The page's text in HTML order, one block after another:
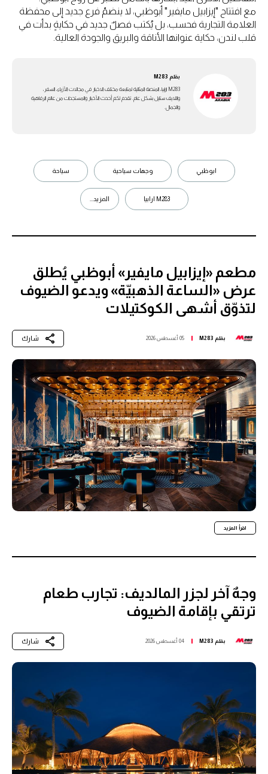
مع افتتاح "إيزابيل مايفير" أبوظبي، لا ينضمّ فرع جديد إلى محفظة
العلامة التجارية فحسب، بل يُكتب فصلٌ جديد في حكايةٍ بدأت في
قلب لندن، حكاية عنوانها الأناقة والبريق والجودة العالية.
بقلم M283
M283 ارابيا، المنصة المثالية لمتابعة مختلف الاخبار في مجالات الأزياء، السفر،
واللايف ستايل بشكل عام. تقدم لكم أحدث الأخبار والمستجدات من عالم الرفاهية
والجمال.
ابوظبي وجهات سياحية سياحة
M283 ارابيا المزيد...
مطعم «إيزابيل مايفير» أبوظبي يُطلق
عرض «الساعة الذهبيّة» ويدعو الضيوف
لتذوّق أشهى الكوكتيلات
بقلم M283 05 أغسطس 2026 شارك
اقرأ المزيد
وجهٌ آخر لجزر المالديف: تجارب طعام
ترتقي بإقامة الضيوف
بقلم M283 04 أغسطس 2026 شارك